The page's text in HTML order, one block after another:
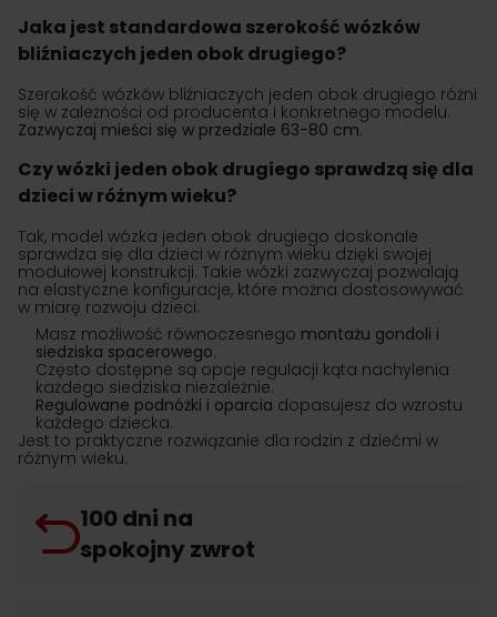
Jaka jest standardowa szerokość wózków
bliźniaczych jeden obok drugiego?
Szerokość wózków bliźniaczych jeden obok drugiego różni
się w zależności od producenta i konkretnego modelu.
Zazwyczaj mieści się w przedziale 63-80 cm.
Czy wózki jeden obok drugiego sprawdzą się dla
dzieci w różnym wieku?
Tak, model wózka jeden obok drugiego doskonale
sprawdza się dla dzieci w różnym wieku dzięki swojej
modułowej konstrukcji. Takie wózki zazwyczaj pozwalają
na elastyczne konfiguracje, które można dostosowywać
w miarę rozwoju dzieci:
Masz możliwość równoczesnego montażu gondoli i
siedziska spacerowego.
Często dostępne są opcje regulacji kąta nachylenia
każdego siedziska niezależnie.
Regulowane podnóżki i oparcia dopasujesz do wzrostu
każdego dziecka.
Jest to praktyczne rozwiązanie dla rodzin z dziećmi w
różnym wieku.
100 dni na
spokojny zwrot